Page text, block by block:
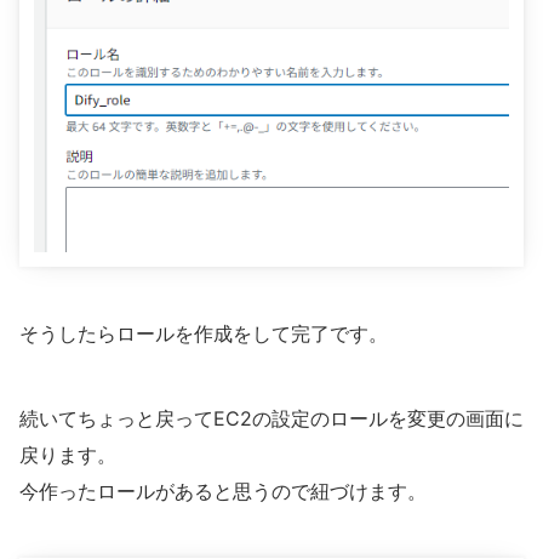
そうしたらロールを作成をして完了です。
続いてちょっと戻ってEC2の設定のロールを変更の画面に
戻ります。
今作ったロールがあると思うので紐づけます。